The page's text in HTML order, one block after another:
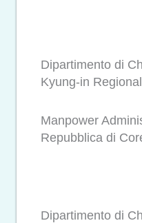
Dipartimento di
Kyung-in
Manpower
Repubblica di
Dipartimento di